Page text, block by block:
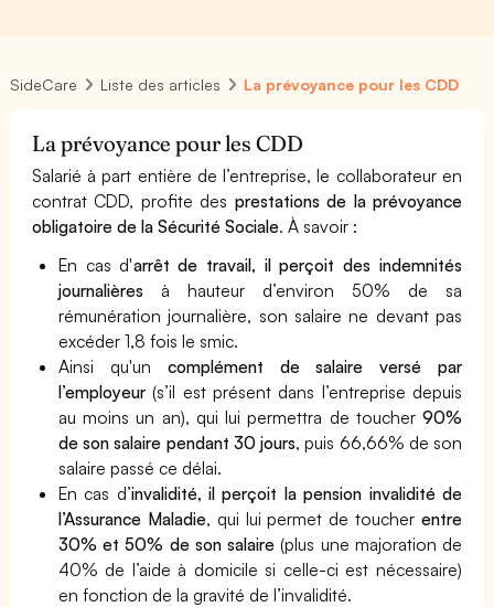
SideCare Liste des articles La prévoyance pour les CDD
La prévoyance pour les CDD
Salarié à part entière de l’entreprise, le collaborateur en
contrat CDD, profite des prestations de la prévoyance
obligatoire de la Sécurité Sociale. À savoir :
En cas d'arrêt de travail, il perçoit des indemnités
journalières à hauteur d’environ 50% de sa
rémunération journalière, son salaire ne devant pas
excéder 1,8 fois le smic.
Ainsi qu'un complément de salaire versé par
l’employeur (s’il est présent dans l’entreprise depuis
au moins un an), qui lui permettra de toucher 90%
de son salaire pendant 30 jours, puis 66,66% de son
salaire passé ce délai.
En cas d’invalidité, il perçoit la pension invalidité de
l’Assurance Maladie, qui lui permet de toucherentre
30% et 50% de son salaire (plus une majoration de
40% de l’aide à domicile si celle-ci est nécessaire)
en fonction de la gravité de l’invalidité.